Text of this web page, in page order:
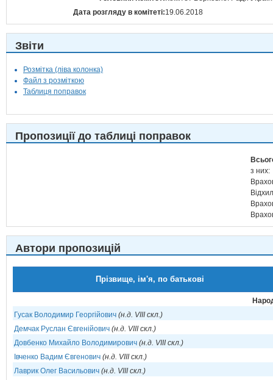
Дата розгляду в комітеті:19.06.2018
Звіти
Розмітка (ліва колонка)
Файл з розміткою
Таблиця поправок
Пропозиції до таблиці поправок
з них:
Автори пропозицій
Прізвище, ім'я, по батькові
Гусак Володимир Георгійович (н.д. VIII скл.)
Демчак Руслан Євгенійович (н.д. VIII скл.)
Довбенко Михайло Володимирович (н.д. VIII скл.)
Івченко Вадим Євгенович (н.д. VIII скл.)
Лаврик Олег Васильович (н.д. VIII скл.)